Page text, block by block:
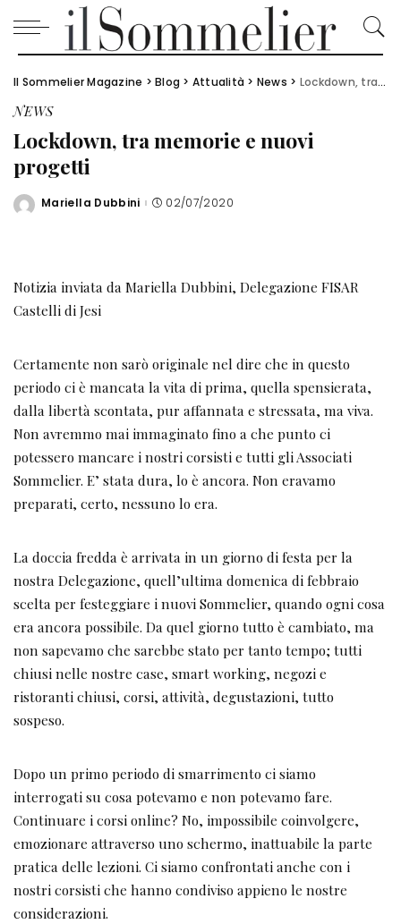
Il Sommelier Magazine >Blog > Attualità > News > Lockdown, tra memorie e nuovi progetti
NEWS
Lockdown, tra memorie e nuovi
progetti
Posted
Mariella Dubbini 02/07/2020
Notizia inviata da Mariella Dubbini, Delegazione FISAR
Castelli di Jesi
Certamente non sarò originale nel dire che in questo
periodo ci è mancata la vita di prima, quella spensierata,
dalla libertà scontata, pur affannata e stressata, ma viva.
Non avremmo mai immaginato fino a che punto ci
potessero mancare i nostri corsisti e tutti gli Associati
Sommelier. E’ stata dura, lo è ancora. Non eravamo
preparati, certo, nessuno lo era.
La doccia fredda è arrivata in un giorno di festa per la
nostra Delegazione, quell’ultima domenica di febbraio
scelta per festeggiare i nuovi Sommelier, quando ogni cosa
era ancora possibile. Da quel giorno tutto è cambiato, ma
non sapevamo che sarebbe stato per tanto tempo; tutti
chiusi nelle nostre case, smart working, negozi e
ristoranti chiusi, corsi, attività, degustazioni, tutto
sospeso.
Dopo un primo periodo di smarrimento ci siamo
interrogati su cosa potevamo e non potevamo fare.
Continuare i corsi online? No, impossibile coinvolgere,
emozionare attraverso uno schermo, inattuabile la parte
pratica delle lezioni. Ci siamo confrontati anche con i
nostri corsisti che hanno condiviso appieno le nostre
considerazioni.